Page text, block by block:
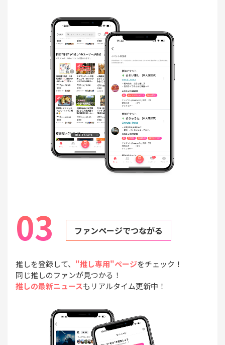
03 ファンページでつながる
推しを登録して、 "推し専用"ページをチェック！
同じ推しのファンが見つかる！
推しの最新ニュースもリアルタイム更新中！